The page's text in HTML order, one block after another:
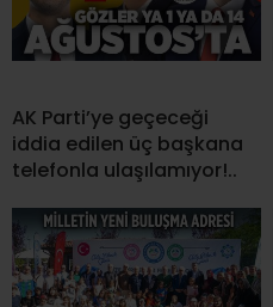
AK Parti’ye geçeceği
iddia edilen üç başkana
telefonla ulaşılamıyor!..